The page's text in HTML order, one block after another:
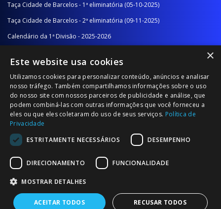
Taça Cidade de Barcelos - 1ª eliminatória (05-10-2025)
Taça Cidade de Barcelos - 2ª eliminatória (09-11-2025)
Calendário da 1ª Divisão - 2025-2026
Calendário da 2ª Divisão - Série B - 2025-2026
Calendário da Época
NOTÍCIAS/COMUNICADOS
Notícias
Comunicados
© 2026 Associação Futebol Popular Barcelos
×
Este website usa cookies
Utilizamos cookies para personalizar conteúdo, anúncios e analisar
nosso tráfego. Também compartilhamos informações sobre o uso
do nosso site com nossos parceiros de publicidade e análise, que
podem combiná-las com outras informações que você forneceu a
eles ou que eles coletaram do uso de seus serviços. Política de
Privacidade
ESTRITAMENTE NECESSÁRIOS
DESEMPENHO
DIRECIONAMENTO FUNCIONALIDADE
MOSTRAR DETALHES
ACEITAR TODOS RECUSAR TODOS